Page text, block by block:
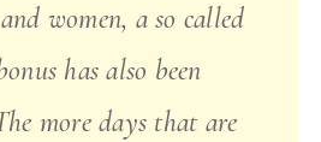
women, a so called
has also been
more days that are